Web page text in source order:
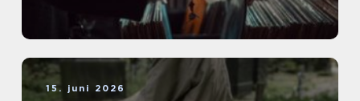
15. juni 2026